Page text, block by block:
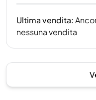
Ultima vendita:
nessuna vendita